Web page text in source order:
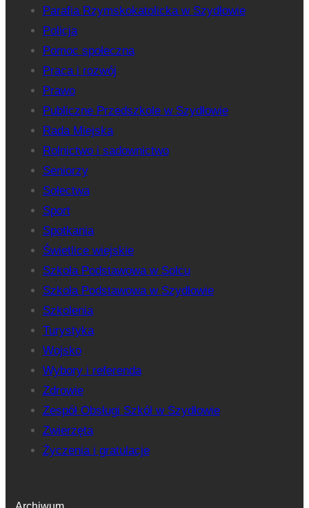
Parafia Rzymskokatolicka w Szydłowie
Policja
Pomoc społeczna
Praca i rozwój
Prawo
Publiczne Przedszkole w Szydłowie
Rada Miejska
Rolnictwo i sadownictwo
Seniorzy
Sołectwa
Sport
Spotkania
Świetlice wiejskie
Szkoła Podstawowa w Solcu
Szkoła Podstawowa w Szydłowie
Szkolenia
Turystyka
Wojsko
Wybory i referenda
Zdrowie
Zespół Obsługi Szkół w Szydłowie
Zwierzęta
Życzenia i gratulacje